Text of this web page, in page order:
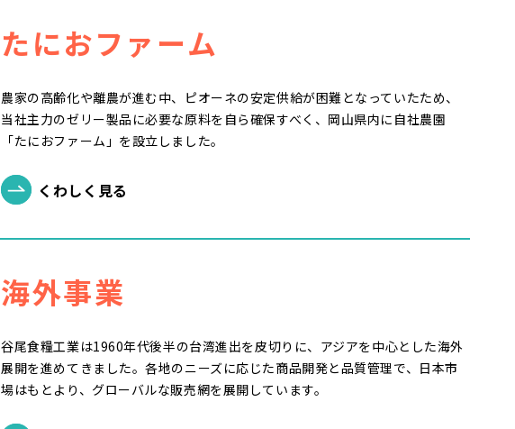
たにおファーム
農家の高齢化や離農が進む中、ピオーネの安定供給が困難となっていたため、
当社主力のゼリー製品に必要な原料を自ら確保すべく、岡山県内に自社農園
「たにおファーム」を設立しました。
くわしく見る
海外事業
谷尾食糧工業は1960年代後半の台湾進出を皮切りに、アジアを中心とした海外
展開を進めてきました。各地のニーズに応じた商品開発と品質管理で、日本市
場はもとより、グローバルな販売網を展開しています。